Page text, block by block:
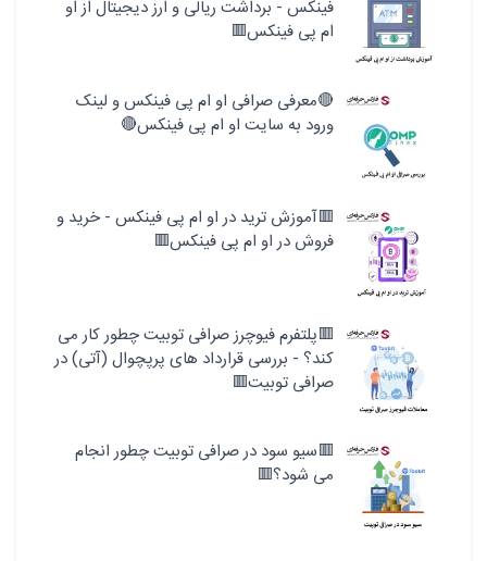
فینکس - برداشت ریالی و ارز دیجیتال از او
ام پی فینکس🟥
🔴معرفی صرافی او ام پی فینکس و لینک
ورود به سایت او ام پی فینکس🔴
🟥آموزش ترید در او ام پی فینکس - خرید و
فروش در او ام پی فینکس🟥
🟥پلتفرم فیوچرز صرافی توبیت چطور کار می
کند؟ - بررسی قرارداد های پرپچوال (آتی) در
صرافی توبیت🟥
🟥سیو سود در صرافی توبیت چطور انجام
می شود؟🟥